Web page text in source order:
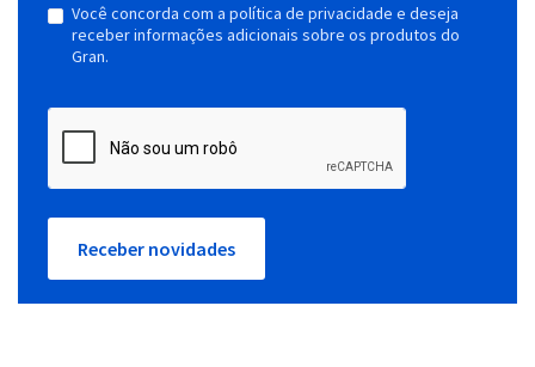
Você concorda com a política de privacidade e deseja
receber informações adicionais sobre os produtos do
Gran.
Receber novidades